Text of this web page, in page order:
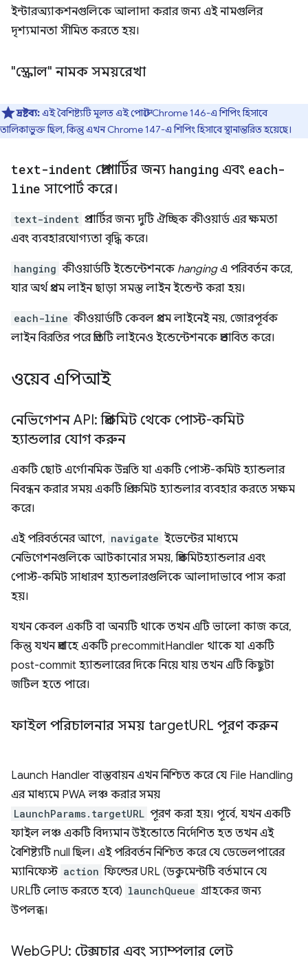
ইন্টারঅ্যাকশনগুলিকে আলাদা করার জন্য এই নামগুলির
দৃশ্যমানতা সীমিত করতে হয়।
"স্ক্রোল" নামক সময়রেখা
দ্রষ্টব্য:এই বৈশিষ্ট্যটি মূলত এই পোস্টে Chrome 146-এ শিপিং হিসাবে
তালিকাভুক্ত ছিল, কিন্তু এখন Chrome 147-এ শিপিং হিসাবে স্থানান্তরিত হয়েছে।
text-indent প্রোপার্টির জন্য hanging এবং each-
line সাপোর্ট করে।
text-indent প্রপার্টির জন্য দুটি ঐচ্ছিক কীওয়ার্ড এর ক্ষমতা
এবং ব্যবহারযোগ্যতা বৃদ্ধি করে।
hanging কীওয়ার্ডটি ইন্ডেন্টেশনকে hangingএ পরিবর্তন করে,
যার অর্থ প্রথম লাইন ছাড়া সমস্ত লাইন ইন্ডেন্ট করা হয়।
each-line কীওয়ার্ডটি কেবল প্রথম লাইনেই নয়, জোরপূর্বক
লাইন বিরতির পরে প্রতিটি লাইনেও ইন্ডেন্টেশনকে প্রভাবিত করে।
ওয়েব এপিআই
নেভিগেশন API: প্রিকমিট থেকে পোস্ট-কমিট
হ্যান্ডলার যোগ করুন
একটি ছোট এর্গোনমিক উন্নতি যা একটি পোস্ট-কমিট হ্যান্ডলার
নিবন্ধন করার সময় একটি প্রি-কমিট হ্যান্ডলার ব্যবহার করতে সক্ষম
করে।
এই পরিবর্তনের আগে, navigate ইভেন্টের মাধ্যমে
নেভিগেশনগুলিকে আটকানোর সময়, প্রিকমিটহ্যান্ডলার এবং
পোস্ট-কমিট সাধারণ হ্যান্ডলারগুলিকে আলাদাভাবে পাস করা
হয়।
যখন কেবল একটি বা অন্যটি থাকে তখন এটি ভালো কাজ করে,
কিন্তু যখন প্রবাহে একটি precommitHandler থাকে যা একটি
post-commit হ্যান্ডলারের দিকে নিয়ে যায় তখন এটি কিছুটা
জটিল হতে পারে।
ফাইল পরিচালনার সময় targetURL পূরণ করুন
Launch Handler বাস্তবায়ন এখন নিশ্চিত করে যে File Handling
এর মাধ্যমে PWA লঞ্চ করার সময়
LaunchParams.targetURL পূরণ করা হয়। পূর্বে, যখন একটি
ফাইল লঞ্চ একটি বিদ্যমান উইন্ডোতে নির্দেশিত হত তখন এই
বৈশিষ্ট্যটি null ছিল। এই পরিবর্তন নিশ্চিত করে যে ডেভেলপারের
ম্যানিফেস্ট action ফিল্ডের URL (ডকুমেন্টটি বর্তমানে যে
URLটি লোড করতে হবে) launchQueue গ্রাহকের জন্য
উপলব্ধ।
WebGPU: টেক্সচার এবং স্যাম্পলার লেট